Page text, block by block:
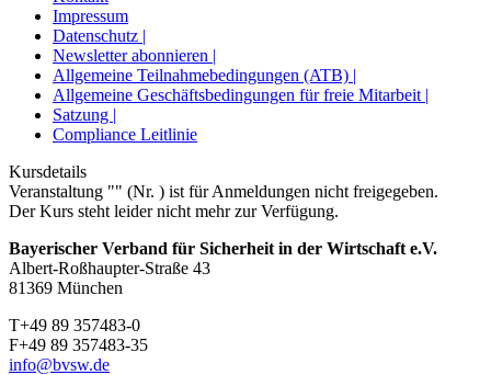
Impressum
Datenschutz |
Newsletter abonnieren |
Allgemeine Teilnahmebedingungen (ATB) |
Allgemeine Geschäftsbedingungen für freie Mitarbeit |
Satzung |
Compliance Leitlinie
Kursdetails
Veranstaltung "" (Nr. ) ist für Anmeldungen nicht freigegeben.
Der Kurs steht leider nicht mehr zur Verfügung.
Bayerischer Verband für Sicherheit in der Wirtschaft e.V.
Albert-Roßhaupter-Straße 43
81369 München
T+49 89 357483-0
F+49 89 357483-35
info@bvsw.de